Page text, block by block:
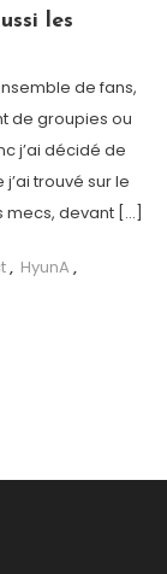
les
de fans,
de groupies ou
j’ai décidé de
trouvé sur le
mecs, devant […]
, HyunA ,